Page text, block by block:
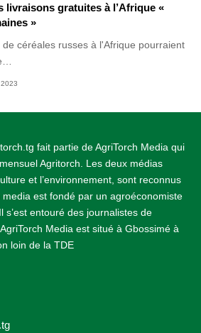
livraisons gratuites à l’Afrique «
»
céréales russes à l'Afrique pourraient
fait partie de AgriTorch Media qui
Agritorch. Les deux médias
et l’environnement, sont reconnus
media est fondé par un agroéconomiste
s’est entouré des journalistes de
Media est situé à Gbossimé à
loin de la TDE